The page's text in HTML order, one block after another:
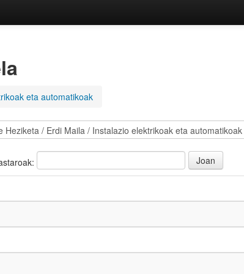
eta automatikoak